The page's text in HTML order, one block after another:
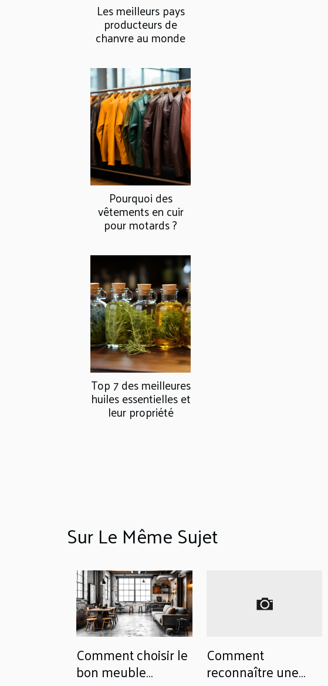
Les meilleurs pays
producteurs de
chanvre au monde
Pourquoi des
vêtements en cuir
pour motards ?
Top 7 des meilleures
huiles essentielles et
leur propriété
Sur Le Même Sujet
Comment choisir le
bon meuble
Comment
reconnaître une